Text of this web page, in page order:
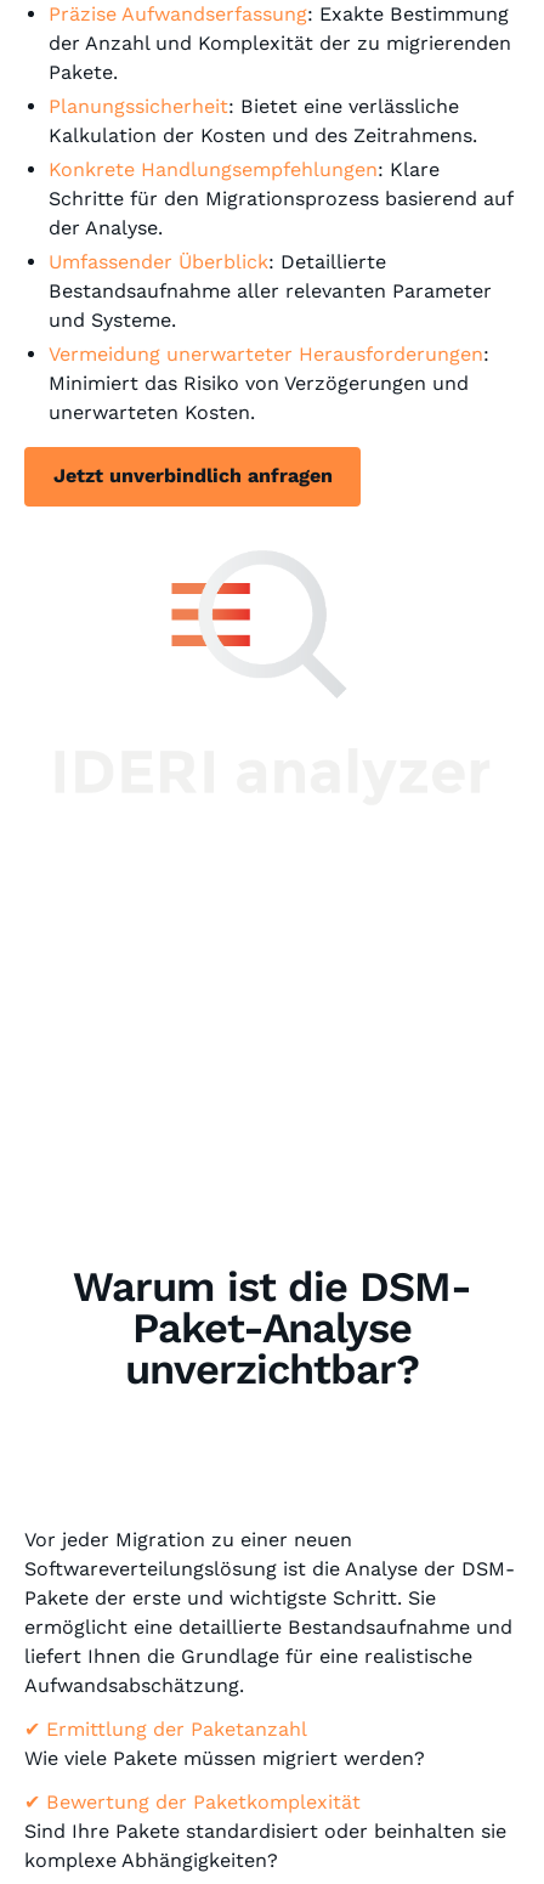
Präzise Aufwandserfassung: Exakte Bestimmung
der Anzahl und Komplexität der zu migrierenden
Pakete.
Planungssicherheit: Bietet eine verlässliche
Kalkulation der Kosten und des Zeitrahmens.
Konkrete Handlungsempfehlungen: Klare
Schritte für den Migrationsprozess basierend auf
der Analyse.
Umfassender Überblick: Detaillierte
Bestandsaufnahme aller relevanten Parameter
und Systeme.
Vermeidung unerwarteter Herausforderungen:
Minimiert das Risiko von Verzögerungen und
unerwarteten Kosten.
Jetzt unverbindlich anfragen
Warum ist die DSM-
Paket-Analyse
unverzichtbar?
Vor jeder Migration zu einer neuen
Softwareverteilungslösung ist die Analyse der DSM-
Pakete der erste und wichtigste Schritt. Sie
ermöglicht eine detaillierte Bestandsaufnahme und
liefert Ihnen die Grundlage für eine realistische
Aufwandsabschätzung.
✔ Ermittlung der Paketanzahl
Wie viele Pakete müssen migriert werden?
✔ Bewertung der Paketkomplexität
Sind Ihre Pakete standardisiert oder beinhalten sie
komplexe Abhängigkeiten?